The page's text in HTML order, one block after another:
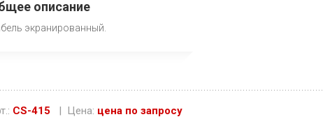
описание
экранированный.
CS-415 | Цена: цена по запросу